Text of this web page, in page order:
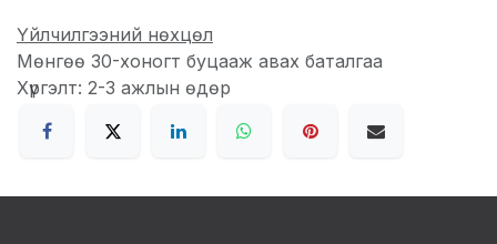
Үйлчилгээний нөхцөл
Мөнгөө 30-хоногт буцааж авах баталгаа
Хүргэлт: 2-3 ажлын өдөр